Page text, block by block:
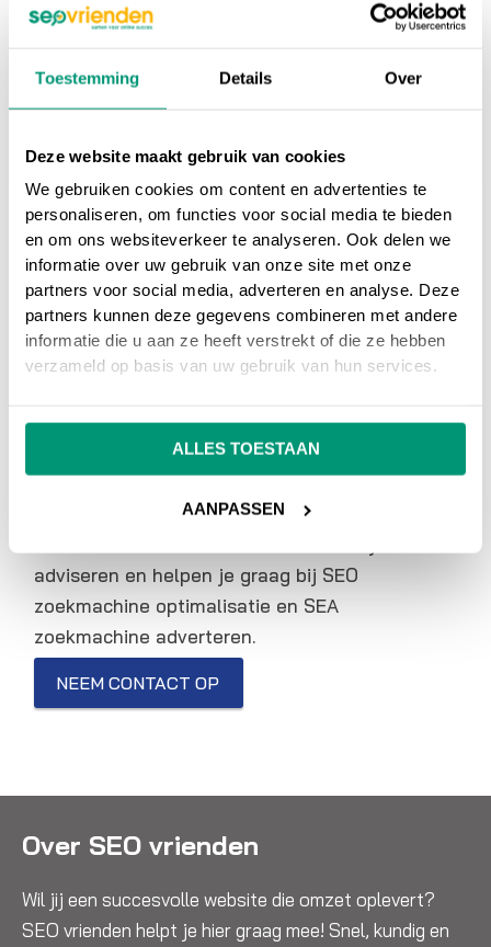
Toestemming Details Over
Deze website maakt gebruik van cookies
We gebruiken cookies om content en advertenties te
personaliseren, om functies voor social media te bieden
en om ons websiteverkeer te analyseren. Ook delen we
informatie over uw gebruik van onze site met onze
partners voor social media, adverteren en analyse. Deze
partners kunnen deze gegevens combineren met andere
informatie die u aan ze heeft verstrekt of die ze hebben
verzameld op basis van uw gebruik van hun services.
ALLES TOESTAAN
AANPASSEN
Op ons online marketing blogvind je
interessante artikelen over online marketing, of
ga terug naar onsonline marketing
woordenboek
Heb je nog vragen overMetadata, neem dan
gerust contact met ons op.
Wil je meer weten over online marketing om je
adviseren en helpen je graag bij SEO
zoekmachine optimalisatie en SEA
zoekmachine adverteren.
NEEM CONTACT OP
Verwerk zoveel mogelijk metadata in
Optimaliseer zowel de achterkant als
voorkant van de pagina voor relevante
Over SEO vrienden
Wil jij een succesvolle website die omzet oplevert?
SEO vrienden helpt je hier graag mee! Snel, kundig en